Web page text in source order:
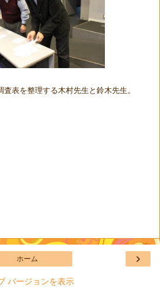
表を整理する木村先生と鈴木先生。
›
ホーム
バージョンを表示